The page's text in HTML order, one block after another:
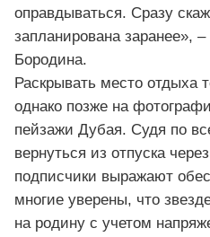
оправдываться. Сразу
запланирована заранее»,
Бородина.
Раскрывать место отдыха
однако позже на
пейзажи Дубая. Судя по
вернуться из отпуска
подписчики выражают
многие уверены, что
на родину с учетом